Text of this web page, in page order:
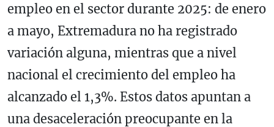
empleo en el sector durante 2025: de enero
a mayo, Extremadura no ha registrado
variación alguna, mientras que a nivel
nacional el crecimiento del empleo ha
alcanzado el 1,3%. Estos datos apuntan a
una desaceleración preocupante en la